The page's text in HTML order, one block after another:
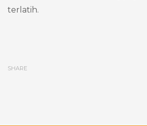
terlatih.
SHARE